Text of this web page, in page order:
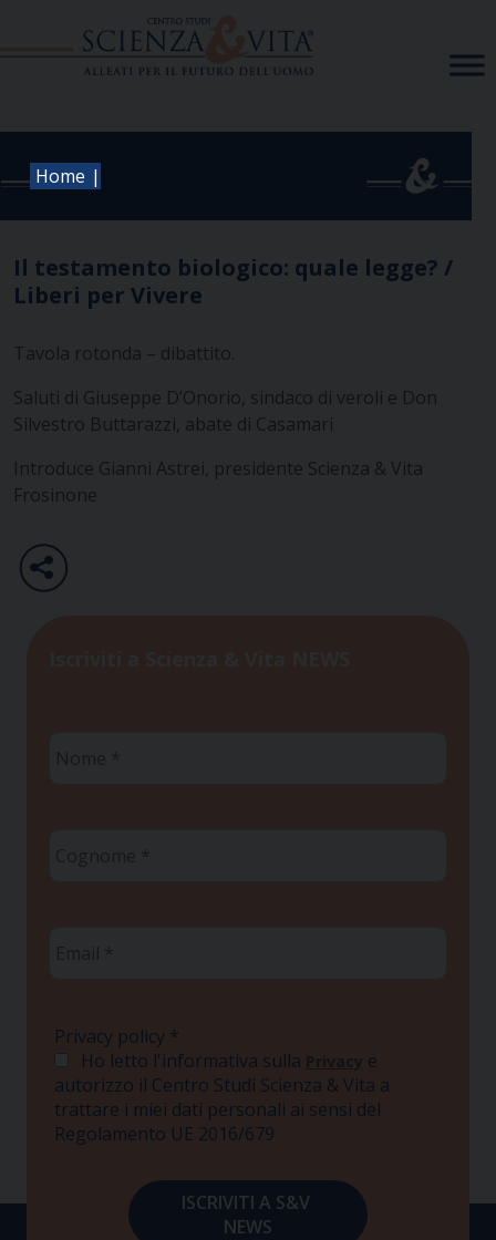
Home |
Il testamento biologico: quale legge? /
Liberi per Vivere
Tavola rotonda – dibattito.
Saluti di Giuseppe D’Onorio, sindaco di veroli e Don
Silvestro Buttarazzi, abate di Casamari
Introduce Gianni Astrei, presidente Scienza & Vita
Frosinone
Privacy policy *
Ho letto l'informativa sulla Privacy e
autorizzo il Centro Studi Scienza & Vita a
trattare i miei dati personali ai sensi del
Regolamento UE 2016/679